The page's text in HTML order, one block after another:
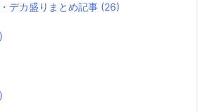
デカ盛りまとめ記事 (26)